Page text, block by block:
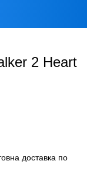
2 Heart